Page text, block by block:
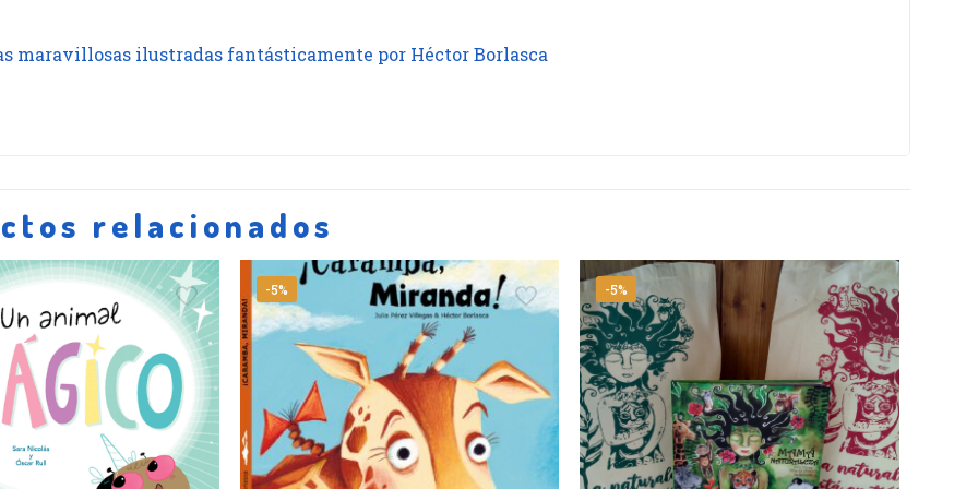
maravillosas ilustradas fantásticamente por Héctor Borlasca
relacionados
-5% -5%